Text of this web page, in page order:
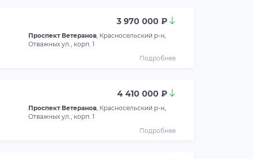
3 970 000 ₽
Проспект Ветеранов, Красносельский р-н,
Отважных ул., корп. 1
Подробнее
4 410 000 ₽
Проспект Ветеранов, Красносельский р-н,
Отважных ул., корп. 1
Подробнее